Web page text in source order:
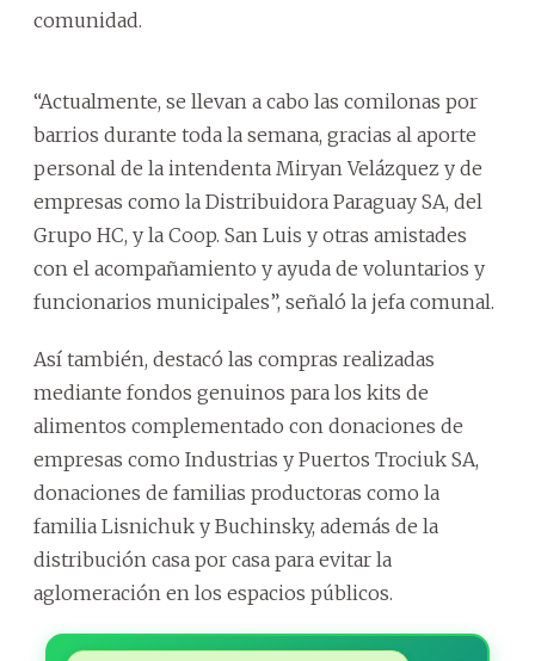
comunidad.
“Actualmente, se llevan a cabo las comilonas por
barrios durante toda la semana, gracias al aporte
personal de la intendenta Miryan Velázquez y de
empresas como la Distribuidora Paraguay SA, del
Grupo HC, y la Coop. San Luis y otras amistades
con el acompañamiento y ayuda de voluntarios y
funcionarios municipales”, señaló la jefa comunal.
Así también, destacó las compras realizadas
mediante fondos genuinos para los kits de
alimentos complementado con donaciones de
empresas como Industrias y Puertos Trociuk SA,
donaciones de familias productoras como la
familia Lisnichuk y Buchinsky, además de la
distribución casa por casa para evitar la
aglomeración en los espacios públicos.